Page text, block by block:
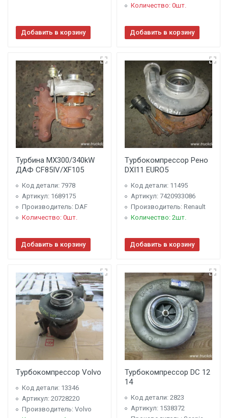
Добавить в корзину
Количество: 0шт.
Добавить в корзину
Турбина MX300/340kW
ДАФ CF85IV/XF105
Код детали: 7978
Артикул: 1689175
Производитель: DAF
Количество: 0шт.
Добавить в корзину
Tурбокомпрессор Рено
DXI11 EURO5
Код детали: 11495
Артикул: 7420933086
Производитель: Renault
Количество: 2шт.
Добавить в корзину
Tурбокомпрессор Volvo
Код детали: 13346
Артикул: 20728220
Производитель: Volvo
Турбокомпрессор DC 12
14
Код детали: 2823
Артикул: 1538372